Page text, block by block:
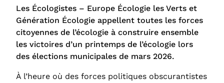
Les Écologistes – Europe Écologie les Verts et
Génération Écologie appellent toutes les forces
citoyennes de l’écologie à construire ensemble
les victoires d’un printemps de l’écologie lors
des élections municipales de mars 2026.
À l’heure où des forces politiques obscurantistes